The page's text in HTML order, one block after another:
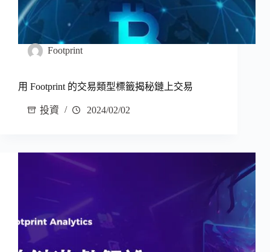
Footprint
用 Footprint 的交易類型標籤揭秘鏈上交易
投資 2024/02/02